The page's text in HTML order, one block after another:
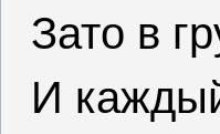
Зато в
И